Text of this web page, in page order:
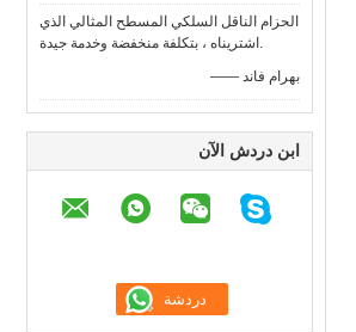
الحزام الناقل السلكي المسطح المثالي الذي
اشتريناه ، بتكلفة منخفضة وخدمة جيدة.
—— بهرام فاند
ابن دردش الآن